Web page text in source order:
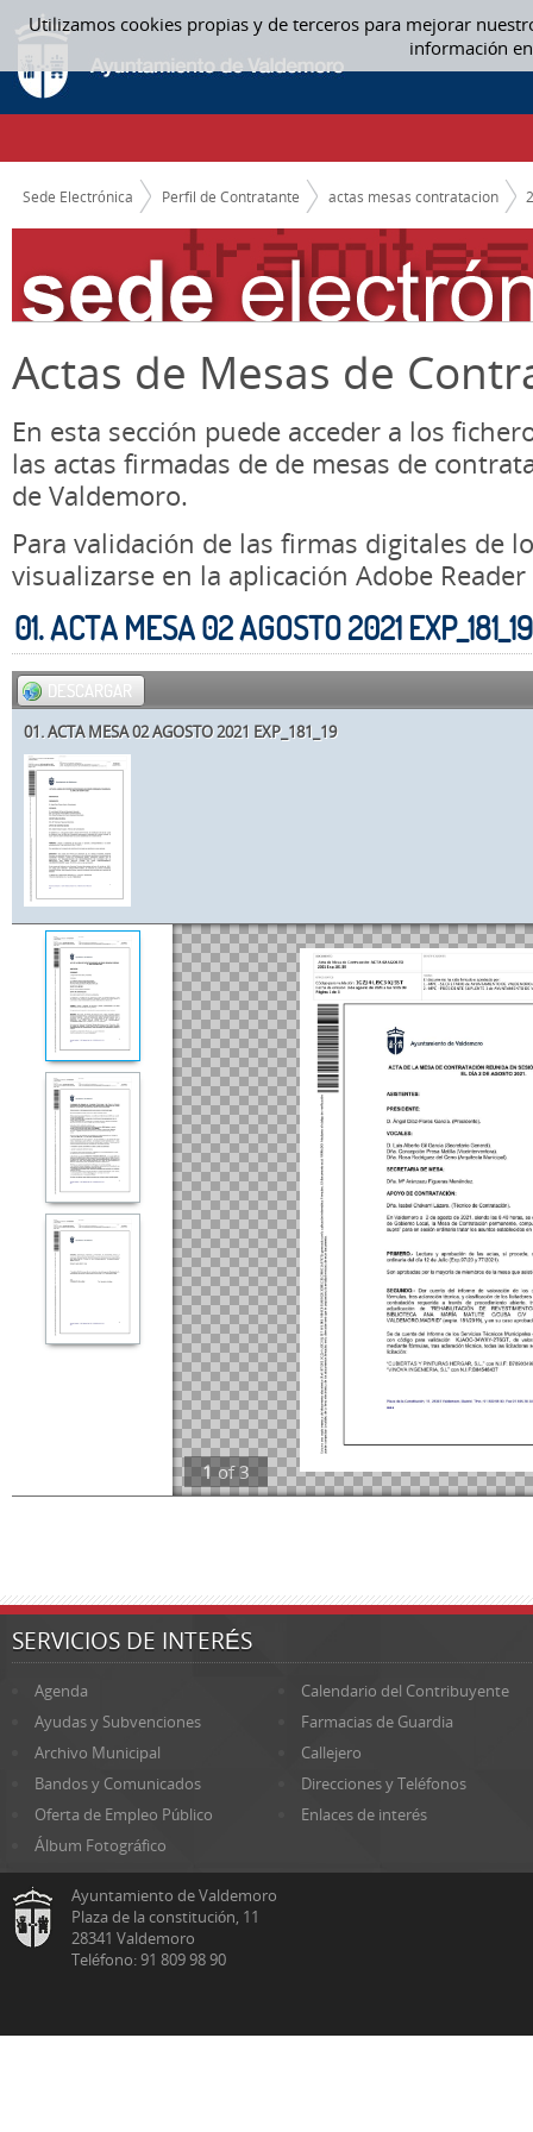
Utilizamos cookies propias y de terceros para mejorar
información
Saltar al contenido
ACTAS MESAS CONTRATACION
CAMINO DE MIGAS
Sede Electrónica Perfil de Contratante actas mesas contratacion
Actas de Mesas de
En esta sección puede acceder a los
las actas firmadas de de mesas de
de Valdemoro.
Para validación de las firmas digitales de
visualizarse en la aplicación Adobe Reader
01. ACTA MESA 02 AGOSTO 2021 EXP_181_19
DESCARGAR
01. ACTA MESA 02 AGOSTO 2021 EXP_181_19
1 of3
SERVICIOS DE INTERÉS
Agenda
Calendario del Contribuyente
Ayudas y Subvenciones
Farmacias de Guardia
Archivo Municipal
Callejero
Bandos y Comunicados
Direcciones y Teléfonos
Oferta de Empleo Público
Enlaces de interés
Álbum Fotográfico
Ayuntamiento de Valdemoro
Plaza de la constitución, 11
28341 Valdemoro
Teléfono: 91 809 98 90